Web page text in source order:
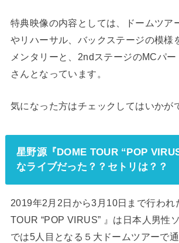
特典映像の内容としては、ドームツア
やリハーサル、バックステージの模様
メンタリーと、2ndステージのMCパー
さんとなっています。
気になった方はチェックしてはいかが
星野源『DOME TOUR “POP
なライブだった？？セトリは？？
2019年2月2日から3月10日まで行われ
TOUR “POP VIRUS” 』は日本人男性
では5人目となる５大ドームツアーで